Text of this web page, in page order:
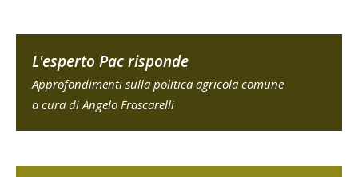
L'esperto Pac risponde
Approfondimenti sulla politica agricola comune
a cura di Angelo Frascarelli